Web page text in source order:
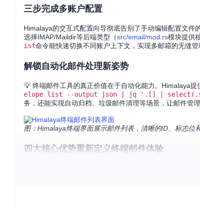
三步完成多账户配置
Himalaya的交互式配置向导彻底告别了手动编辑配置文件
选择IMAP/Maildir等后端类型（src/email/mod.rs模块提供
ist命令能快速切换不同账户上下文，实现多邮箱的无缝管
解锁自动化邮件处理新姿势
💡 终端邮件工具的真正价值在于自动化能力。Himalaya提
elope list --output json | jq '.[] |
务，还能实现自动归档、垃圾邮件清理等场景，让邮件管
图：Himalaya终端界面展示邮件列表，清晰的ID、标志位
四大核心优势重新定义终端邮件体验
Himalaya在同类工具中脱颖而出的关键，在于其对用户需